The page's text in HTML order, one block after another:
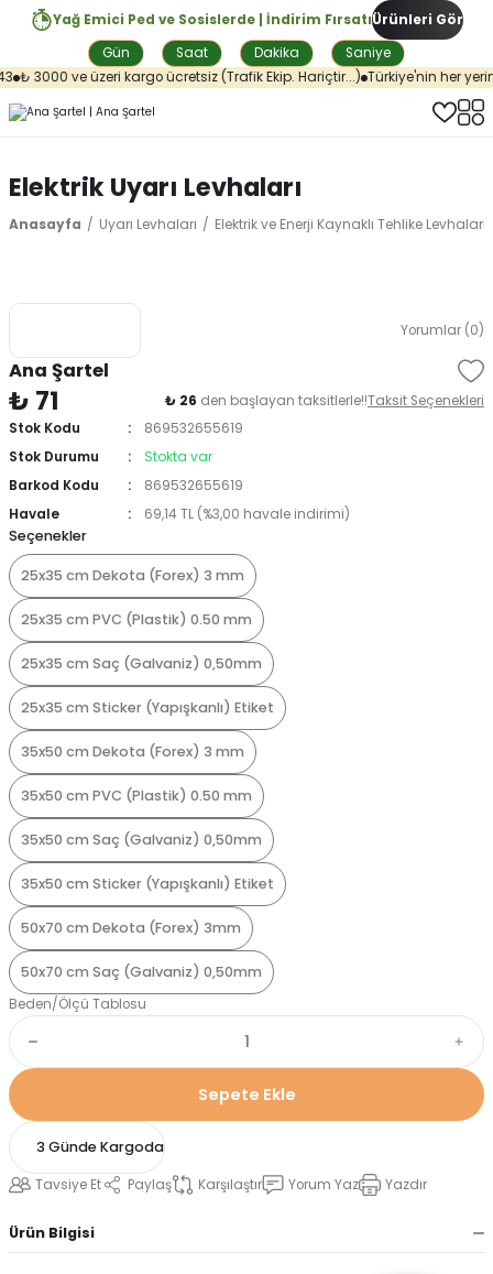
Yağ Emici Ped ve Sosislerde | İndirim Fırsatı
Gün
Saat Dakika Saniye
Ürünleri Gör
₺ 3000 ve üzeri kargo ücretsiz (Trafik Ekip. Hariçtir...) Türkiye'nin her
Elektrik Uyarı Levhaları
Anasayfa Uyarı Levhaları Elektrik ve Enerji Kaynaklı Tehlike Levhaları
Yorumlar (0)
Ana Şartel
₺ 71 ₺ 26 den başlayan taksitlerle!!Taksit Seçenekleri
Stok Kodu
869532655619
Stok Durumu
Stokta var
Barkod Kodu
869532655619
Havale
69,14 TL (%3,00 havale indirimi)
Seçenekler
25x35 cm Dekota (Forex) 3 mm
25x35 cm PVC (Plastik) 0.50 mm
25x35 cm Saç (Galvaniz) 0,50mm
25x35 cm Sticker (Yapışkanlı) Etiket
35x50 cm Dekota (Forex) 3 mm
35x50 cm PVC (Plastik) 0.50 mm
35x50 cm Saç (Galvaniz) 0,50mm
35x50 cm Sticker (Yapışkanlı) Etiket
50x70 cm Dekota (Forex) 3mm
50x70 cm Saç (Galvaniz) 0,50mm
Beden/Ölçü Tablosu
Sepete Ekle
3 Günde Kargoda
Tavsiye Et Paylaş Karşılaştır Yorum Yaz Yazdır
Ürün Bilgisi